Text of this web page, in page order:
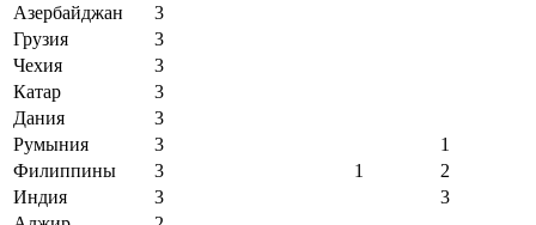
Азербайджан
3
Грузия
3
Чехия
3
Катар
3
Дания
3
Румыния
3
1
Филиппины
3 1
2
Индия
3
3